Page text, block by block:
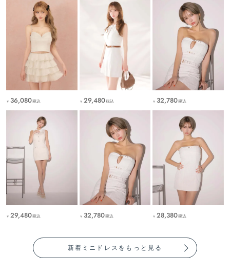
￥ 36,080税込 ￥ 29,480税込 ￥ 32,780税込
￥ 29,480税込 ￥ 32,780税込 ￥ 28,380税込
新着ミニドレスをもっと見る